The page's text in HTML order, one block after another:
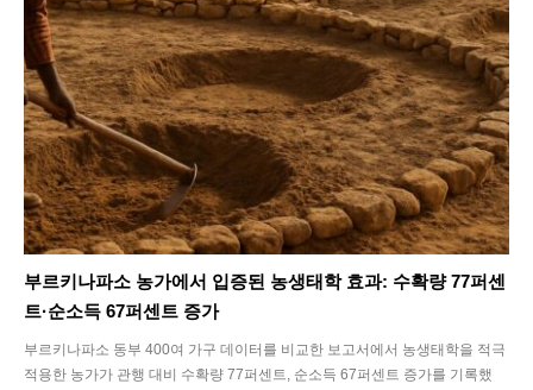
부르키나파소 농가에서 입증된 농생태학 효과: 수확량 77퍼센
트·순소득 67퍼센트 증가
부르키나파소 동부 400여 가구 데이터를 비교한 보고서에서 농생태학을 적극
적용한 농가가 관행 대비 수확량 77퍼센트, 순소득 67퍼센트 증가를 기록했